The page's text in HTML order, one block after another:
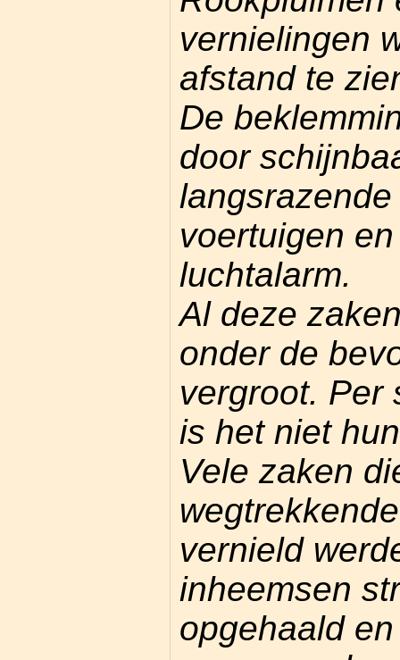
vernielingen
afstand te
De
door
voertuigen
luchtalarm.
Al deze
onder de
vergroot. Per
is het niet
Vele zaken
vernield
inheemsen
opgehaald